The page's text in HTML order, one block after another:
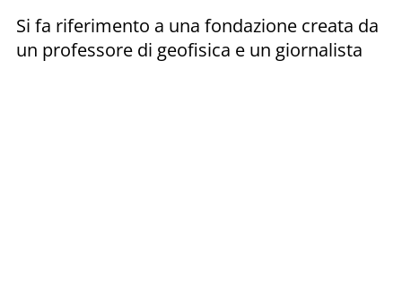
Si fa riferimento a una fondazione creata da
un professore di geofisica e un giornalista